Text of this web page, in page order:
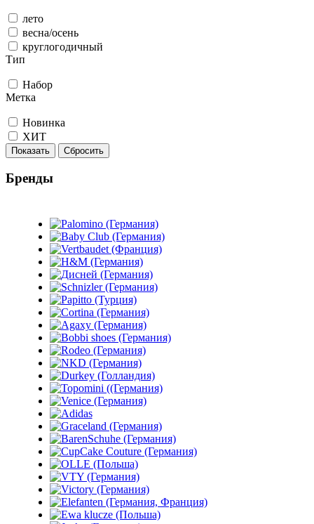
лето
весна/осень
круглогодичный
Тип
Набор
Метка
Новинка
ХИТ
Показать Сбросить
Бренды